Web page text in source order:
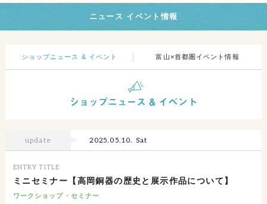
ニュース イベント情報
ショップニュース & イベント 富山×首都圏イベント情報
update 2025.05.10. Sat
ENTRY TITLE
ミニセミナー【高岡銅器の歴史と展示作品について】
ワークショップ・セミナー